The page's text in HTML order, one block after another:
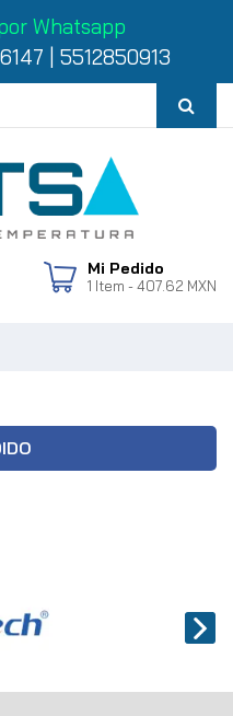
Whatsapp
5512850913
Mi Pedido
1 Item - 407.62 MXN